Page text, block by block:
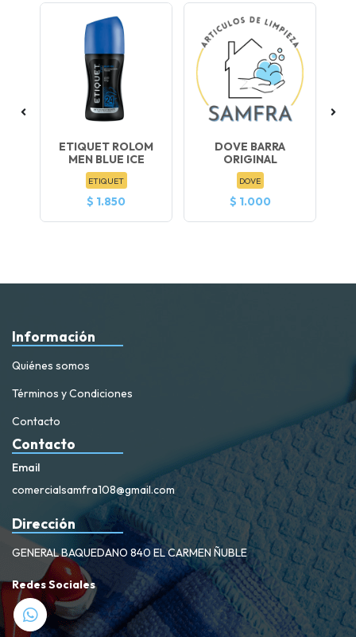
ETIQUET ROLOM
MEN BLUE ICE
ETIQUET
$ 1.850
DOVE BARRA
ORIGINAL
DOVE
$ 1.000
Información
Quiénes somos
Términos y Condiciones
Contacto
Contacto
Email
comercialsamfra108@gmail.com
Dirección
GENERAL BAQUEDANO 840 EL CARMEN ÑUBLE
Redes Sociales